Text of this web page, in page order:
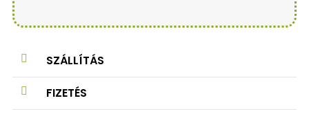
SZÁLLÍTÁS
FIZETÉS